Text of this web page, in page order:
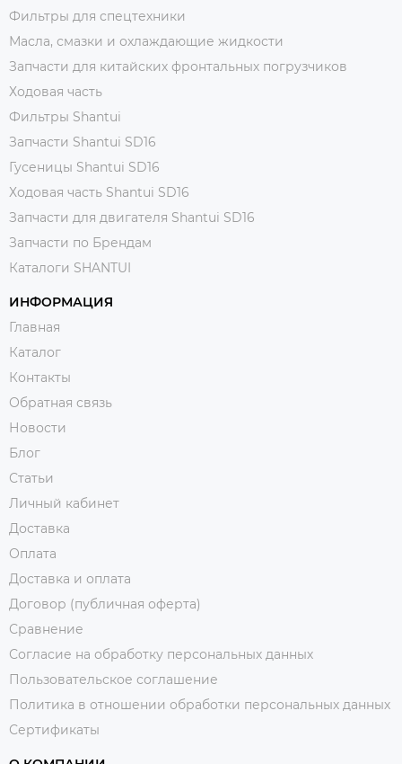
Фильтры для спецтехники
Масла, смазки и охлаждающие жидкости
Запчасти для китайских фронтальных погрузчиков
Ходовая часть
Фильтры Shantui
Запчасти Shantui SD16
Гусеницы Shantui SD16
Ходовая часть Shantui SD16
Запчасти для двигателя Shantui SD16
Запчасти по Брендам
Каталоги SHANTUI
ИНФОРМАЦИЯ
Главная
Каталог
Контакты
Обратная связь
Новости
Блог
Статьи
Личный кабинет
Доставка
Оплата
Доставка и оплата
Договор (публичная оферта)
Сравнение
Согласие на обработку персональных данных
Пользовательское соглашение
Политика в отношении обработки персональных данных
Сертификаты